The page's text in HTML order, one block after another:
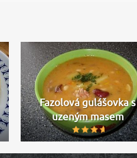
Fazolová gulášovka s
uzeným masem